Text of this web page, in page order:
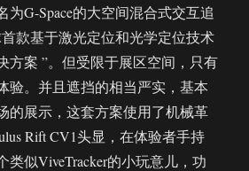
为G-Space的大空间混合式交互追
款基于激光定位和光学定位技术
方案 ”。但受限于展区空间，只有
验。并且遮挡的相当严实，基本
的展示，这套方案使用了机械革
Rift CV1头显，在体验者手持
类似ViveTracker的小玩意儿，功